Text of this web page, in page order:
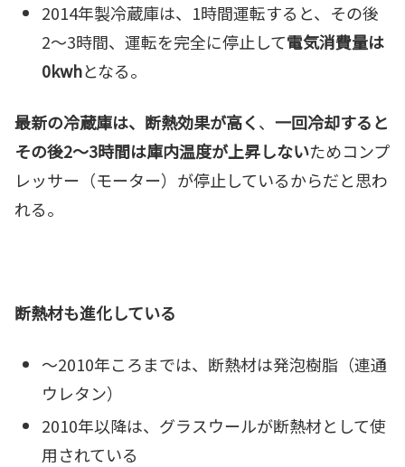
2014年製冷蔵庫は、1時間運転すると、その後
2～3時間、運転を完全に停止して電気消費量は
0kwhとなる。
最新の冷蔵庫は、断熱効果が高く、 一回冷却すると
その後2～3時間は庫内温度が上昇しないためコンプ
レッサー（モーター）が停止しているからだと思わ
れる。
断熱材も進化している
～2010年ころまでは、断熱材は発泡樹脂（連通
ウレタン）
2010年以降は、グラスウールが断熱材として使
用されている